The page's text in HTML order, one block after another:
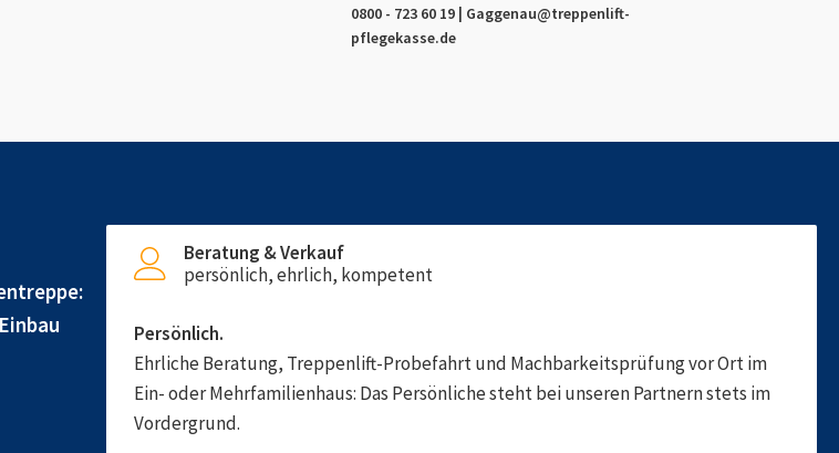
0800 - 723 60 19 | Gaggenau@treppenlift-
pflegekasse.de
Einbau
Beratung & Verkauf
persönlich, ehrlich, kompetent
Persönlich.
Ehrliche Beratung, Treppenlift-Probefahrt und Machbarkeitsprüfung vor Ort im
Ein- oder Mehrfamilienhaus: Das Persönliche steht bei unseren Partnern stets im
Vordergrund.